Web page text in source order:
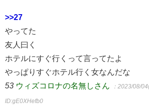
>>27
やってた
友人曰く
ホテルにすぐ行くって言ってたよ
やっぱりすぐホテル行く女なんだな
53 ウィズコロナの名無しさん ：2023/08/
ID:gE0XHefb0